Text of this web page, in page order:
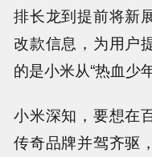
排长龙到提前将新
改款信息，为用户
的是小米从“热血少
小米深知，要想在
传奇品牌并驾齐驱